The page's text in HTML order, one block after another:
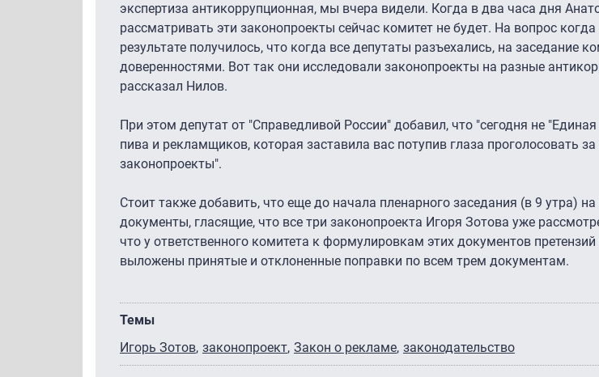
экспертиза антикоррупционная, мы вчера видели. Когда в два часа дня
рассматривать эти законопроекты сейчас комитет не будет. На вопрос
результате получилось, что когда все депутаты разъехались, на заседание
доверенностями. Вот так они исследовали законопроекты на разные
рассказал Нилов.
При этом депутат от "Справедливой России" добавил, что "сегодня не
пива и рекламщиков, которая заставила вас потупив глаза проголосовать
законопроекты".
Стоит также добавить, что еще до начала пленарного заседания (в 9 утра)
документы, гласящие, что все три законопроекта Игоря Зотова уже
что у ответственного комитета к формулировкам этих документов
выложены принятые и отклоненные поправки по всем трем документам.
Темы
Игорь Зотов законопроект Закон о рекламе законодательство